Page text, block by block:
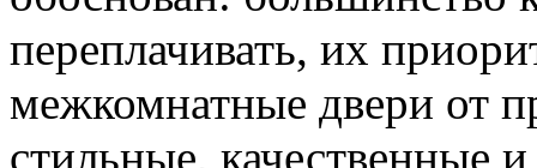
переплачивать, их
межкомнатные двери от
стильные, качественные